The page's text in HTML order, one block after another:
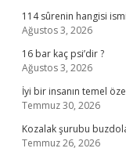
114 sûrenin hangisi
Ağustos 3, 2026
16 bar kaç psi’dir ?
Ağustos 3, 2026
İyi bir insanın temel
Temmuz 30, 2026
Kozalak şurubu
Temmuz 26, 2026